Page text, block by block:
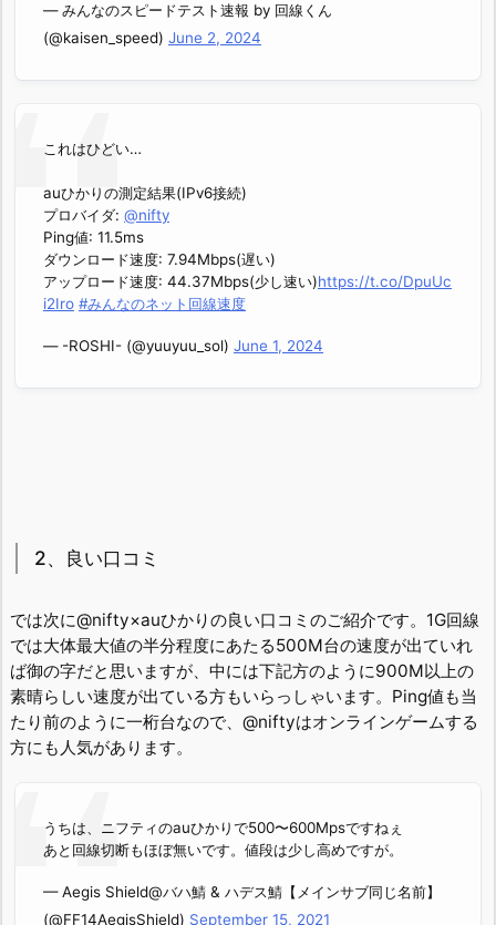
— みんなのスピードテスト速報 by 回線くん
(@kaisen_speed) June 2, 2024
これはひどい…
auひかりの測定結果(IPv6接続)
プロバイダ: @nifty
Ping値: 11.5ms
ダウンロード速度: 7.94Mbps(遅い)
アップロード速度: 44.37Mbps(少し速い)https://t.co/DpuUc
i2Iro #みんなのネット回線速度
— -ROSHI- (@yuuyuu_sol) June 1, 2024
2、良い口コミ
では次に@nifty×auひかりの良い口コミのご紹介です。1G回線
では大体最大値の半分程度にあたる500M台の速度が出ていれ
ば御の字だと思いますが、中には下記方のように900M以上の
素晴らしい速度が出ている方もいらっしゃいます。Ping値も当
たり前のように一桁台なので、@niftyはオンラインゲームする
方にも人気があります。
うちは、ニフティのauひかりで500〜600Mpsですねぇ
あと回線切断もほぼ無いです。値段は少し高めですが。
— Aegis Shield@バハ鯖 & ハデス鯖【メインサブ同じ名前】
(@FF14AegisShield) September 15, 2021